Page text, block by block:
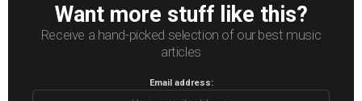
Want more stuff like this?
Receive a hand-picked selection of our best music
articles
Email address: